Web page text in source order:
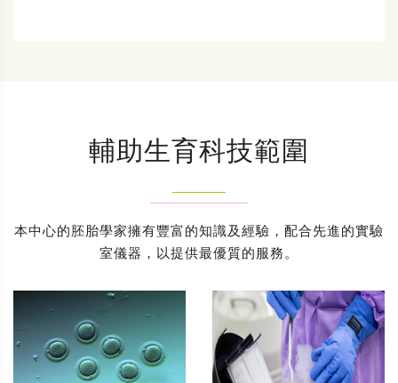
輔助生育科技範圍
本中心的胚胎學家擁有豐富的知識及經驗，配合先進的實驗
室儀器，以提供最優質的服務。